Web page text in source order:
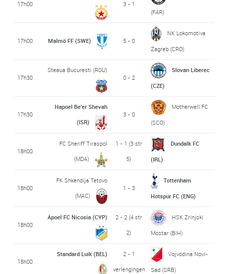
17h00
3 - 1
(FAR)
17h00 Malmö FF (SWE) 5 - 0
NK Lokomotiva
Zagreb (CRO)
17h30
Steaua Bucuresti (ROU)
0 - 2
Slovan Liberec
(CZE)
17h30
Hapoel Be'er Shevah
(ISR)
3 - 0
Motherwell FC
(SCO)
18h00
FC Sheriff Tiraspol
(MDA)
1 - 1 (3 str
5)
Dundalk FC
(IRL)
18h00
FK Shkendija Tetovo
(MAC)
1 - 3
Tottenham
Hotspur FC (ENG)
18h00
Apoel FC Nicosia (CYP)
2 - 2 (4 str
2)
HSK Zrinjski
Mostar (BIH)
18h00
Standard Luik (BEL)
2 - 1
verlengingen
Vojvodina Novi-
Sad (SRB)